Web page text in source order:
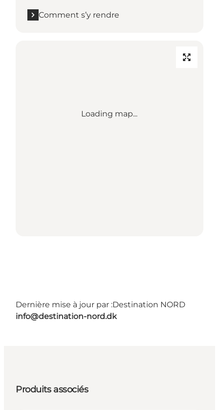
Comment s’y rendre
Loading map...
Dernière mise à jour par :Destination NORD
info@destination-nord.dk
Produits associés